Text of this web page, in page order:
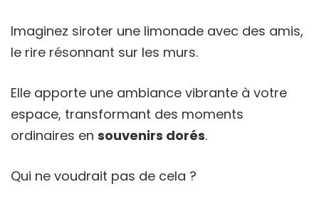
Imaginez siroter une limonade avec des amis,
le rire résonnant sur les murs.
Elle apporte une ambiance vibrante à votre
espace, transformant des moments
ordinaires en souvenirs dorés.
Qui ne voudrait pas de cela ?